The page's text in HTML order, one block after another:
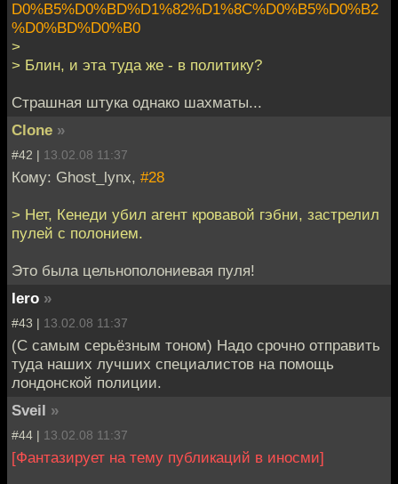
D0%B5%D0%BD%D1%82%D1%8C%D0%B5%D0%B2
%D0%BD%D0%B0
>
> Блин, и эта туда же - в политику?
Страшная штука однако шахматы...
Clone »
#42 | 13.02.08 11:37
Кому: Ghost_lynx, #28
> Нет, Кенеди убил агент кровавой гэбни, застрелил
пулей с полонием.
Это была цельнополониевая пуля!
Iero »
#43 | 13.02.08 11:37
(С самым серьёзным тоном) Надо срочно отправить
туда наших лучших специалистов на помощь
лондонской полиции.
Sveil »
#44 | 13.02.08 11:37
[Фантазирует на тему публикаций в иносми]